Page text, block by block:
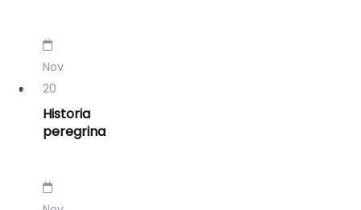
Nov
20
Historia
peregrina